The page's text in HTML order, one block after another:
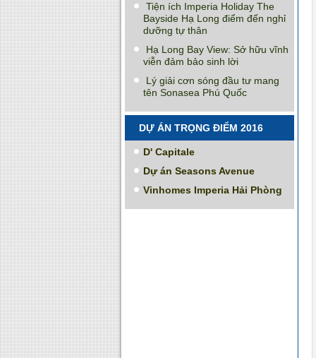
Tiện ích Imperia Holiday The
Bayside Hạ Long điểm đến nghỉ
dưỡng tự thân
Hạ Long Bay View: Sở hữu vĩnh
viễn đảm bảo sinh lời
Lý giải cơn sóng đầu tư mang
tên Sonasea Phú Quốc
DỰ ÁN TRỌNG ĐIỂM 2016
D' Capitale
Dự án Seasons Avenue
Vinhomes Imperia Hải Phòng